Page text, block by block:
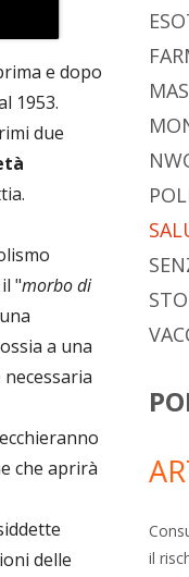
e dopo
1953.
due
"morbo di
a una
che aprirà
delle
il